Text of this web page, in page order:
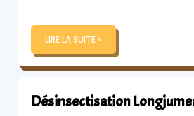
LIRE LA SUITE »
Désinsectisation